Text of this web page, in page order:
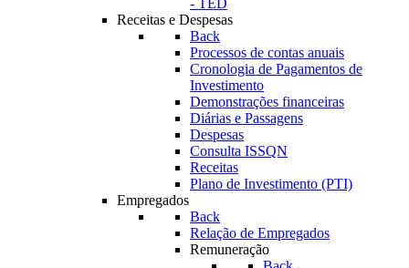
- TED
Receitas e Despesas
Back
Processos de contas anuais
Cronologia de Pagamentos de
Investimento
Demonstrações financeiras
Diárias e Passagens
Despesas
Consulta ISSQN
Receitas
Plano de Investimento (PTI)
Empregados
Back
Relação de Empregados
Remuneração